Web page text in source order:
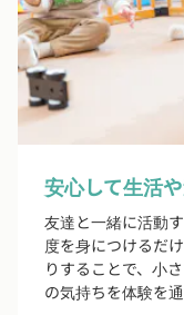
安心して生活
友達と一緒に活動
度を身につけるだ
りすることで、小
の気持ちを体験を